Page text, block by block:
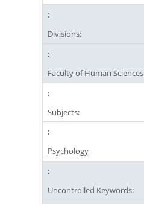
Divisions:
Faculty of Human Sciences
Subjects:
Psychology
Uncontrolled Keywords: